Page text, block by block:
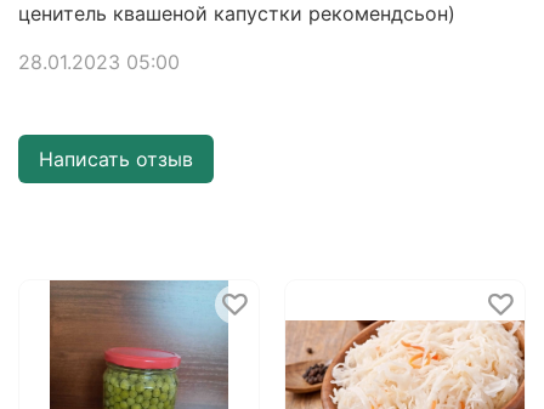
ценитель квашеной капустки рекомендсьон)
28.01.2023 05:00
Написать отзыв